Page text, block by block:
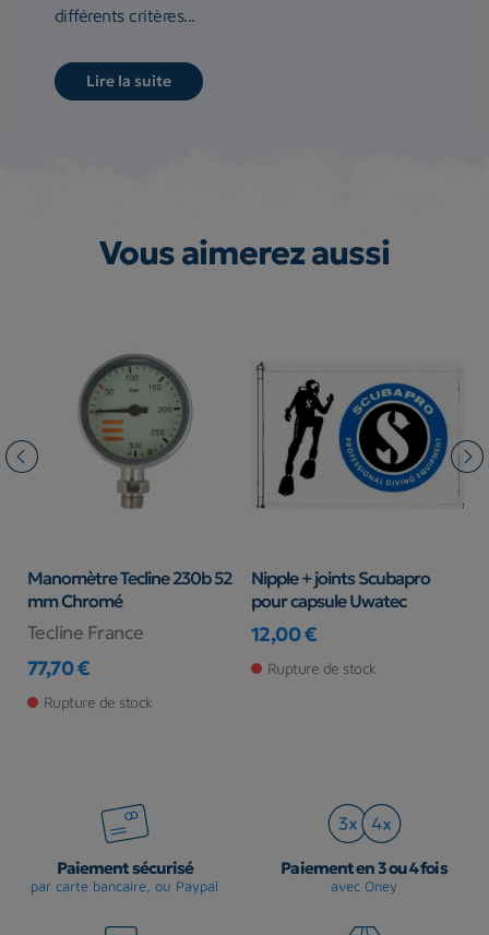
différents critères...
Lire la suite
Vous aimerez aussi
Manomètre Tecline 230b 52
mm Chromé
Tecline France
Prix
77,70 €
Rupture de stock
Nipple + joints Scubapro
pour capsule Uwatec
Prix
12,00 €
Rupture de stock
Paiement sécurisé
par carte bancaire, ou Paypal
Paiement en 3 ou 4 fois
avec Oney